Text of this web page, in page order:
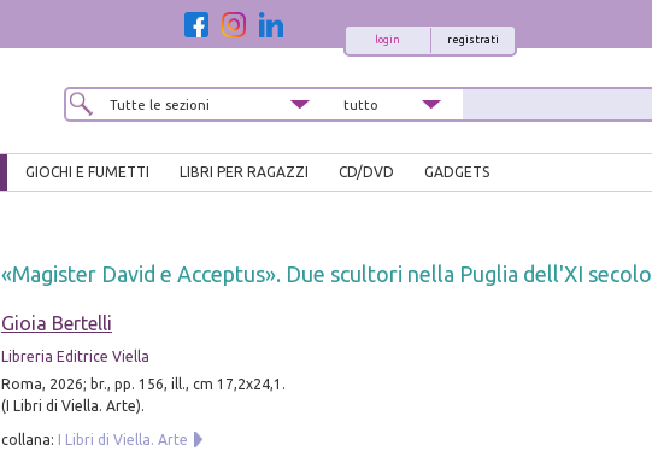
registrati
login
GIOCHI E FUMETTI LIBRI PER RAGAZZI CD/DVD GADGETS
«Magister David e Acceptus». Due scultori nella Puglia dell'XI secolo
Gioia Bertelli
Libreria Editrice Viella
Roma, 2026; br., pp. 156, ill., cm 17,2x24,1.
(I Libri di Viella. Arte).
collana: I Libri di Viella. Arte